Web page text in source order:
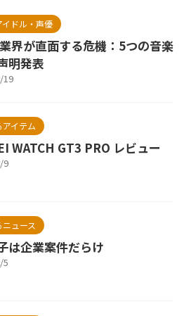
イドル・声優
界が直面する危機：5つの音楽
明発表
19
イテム
WATCH GT3 PRO レビュー
9
ュース
は企業案件だらけ
5